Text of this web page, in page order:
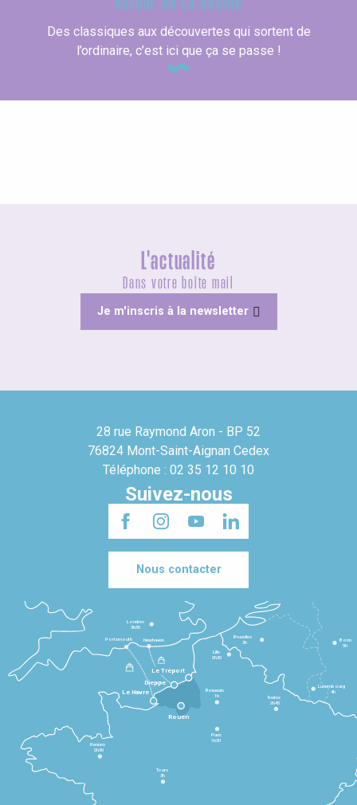
Des classiques aux découvertes qui sortent de
l’ordinaire, c’est ici que ça se passe !
L'actualité
Dans votre boîte mail
Je m'inscris à la newsletter
28 rue Raymond Aron - BP 52
76824 Mont-Saint-Aignan Cedex
Téléphone : 02 35 12 10 10
Suivez-nous
Nous contacter
Le Havre
Dieppe
Le Tréport
Rennes
2h30
Tours
3h
Paris
1h30
Beauvais
1h
Reims
2h45
Lille
2h30
Bruxelles
3h
Londres
3h30
Newhaven
Portsmouth
Bonn
5h
Luxembourg
4h
Rouen